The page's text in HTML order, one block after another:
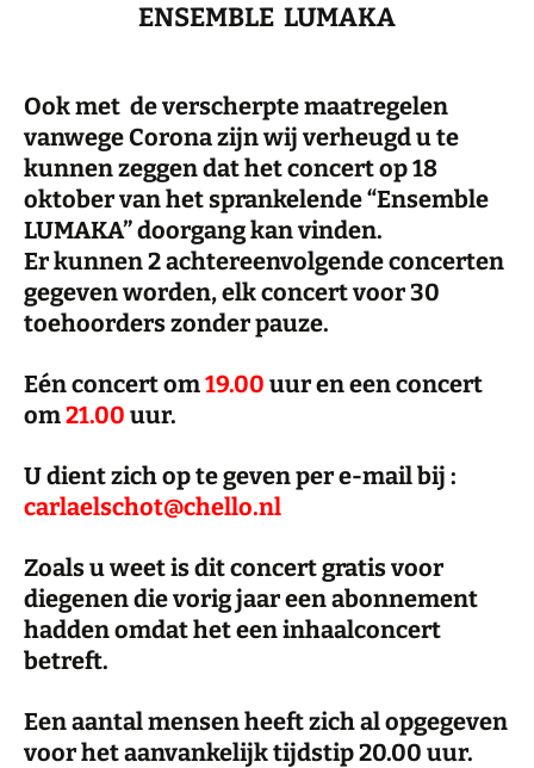
ENSEMBLE LUMAKA
Ook met de verscherpte maatregelen
vanwege Corona zijn wij verheugd u te
kunnen zeggen dat het concert op 18
oktober van het sprankelende “Ensemble
LUMAKA” doorgang kan vinden.
Er kunnen 2 achtereenvolgende concerten
gegeven worden, elk concert voor 30
toehoorders zonder pauze.
Eén concert om19.00 uur en een concert
om21.00 uur.
U dient zich op te geven per e-mail bij :
carlaelschot@chello.nl
Zoals u weet is dit concert gratis voor
diegenen die vorig jaar een abonnement
hadden omdat het een inhaalconcert
betreft.
Een aantal mensen heeft zich al opgegeven
voor het aanvankelijk tijdstip 20.00 uur.